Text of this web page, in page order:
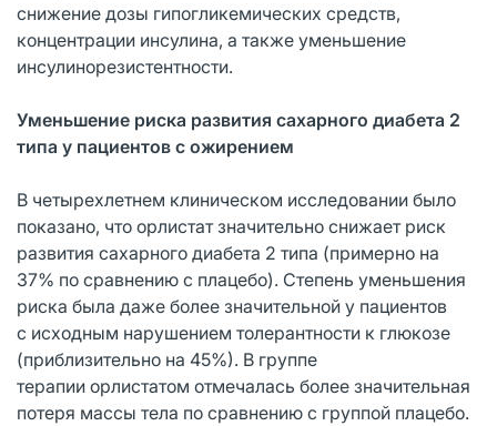
снижение дозы гипогликемических средств,
концентрации инсулина, а также уменьшение
инсулинорезистентности.
Уменьшение риска развития сахарного диабета 2
типа у пациентов с ожирением
В четырехлетнем клиническом исследовании было
показано, что орлистат значительно снижает риск
развития сахарного диабета 2 типа (примерно на
37% по сравнению с плацебо). Степень уменьшения
риска была даже более значительной у пациентов
с исходным нарушением толерантности к глюкозе
(приблизительно на 45%). В группе
терапии орлистатом отмечалась более значительная
потеря массы тела по сравнению с группой плацебо.